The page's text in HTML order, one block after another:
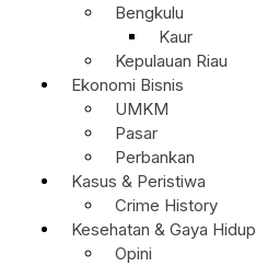
Bengkulu
Kaur
Kepulauan Riau
Ekonomi Bisnis
UMKM
Pasar
Perbankan
Kasus & Peristiwa
Crime History
Kesehatan & Gaya Hidup
Opini